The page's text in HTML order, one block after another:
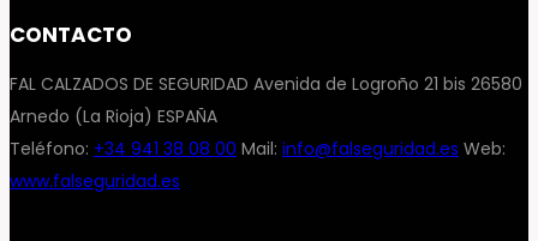
CONTACTO
FAL CALZADOS DE SEGURIDAD Avenida de Logroño 21 bis 26580
Arnedo (La Rioja) ESPAÑA
Teléfono: +34 941 38 08 00 Mail: info@falseguridad.es Web:
www.falseguridad.es